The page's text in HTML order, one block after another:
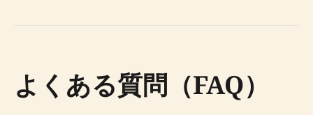
よくある質問（FAQ）